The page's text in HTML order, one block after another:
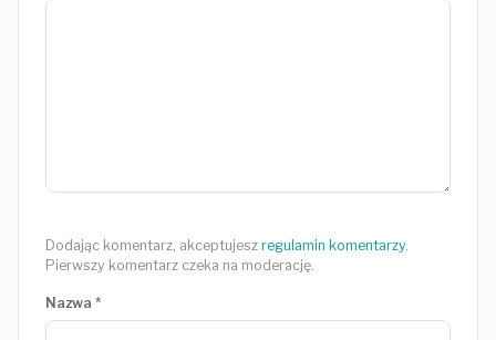
Dodając komentarz, akceptujesz regulamin komentarzy.
Pierwszy komentarz czeka na moderację.
Nazwa *